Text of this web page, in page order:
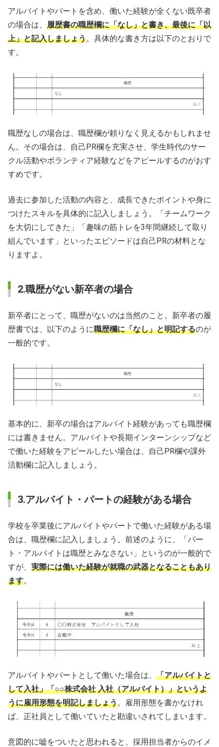
アルバイトやパートを含め、働いた経験が全くない既卒者
の場合は、 履歴書の職歴欄に「なし」と書き、最後に「以
上」と記入しましょう。具体的な書き方は以下のとおりで
す。
職歴なしの場合は、職歴欄が頼りなく見えるかもしれませ
ん。その場合は、自己PR欄を充実させ、学生時代のサー
クル活動やボランティア経験などをアピールするのがおす
すめです。
過去に参加した活動の内容と、成長できたポイントや身に
つけたスキルを具体的に記入しましょう。「チームワーク
を大切にしてきた」「趣味の筋トレを3年間継続して取り
組んでいます」といったエピソードは自己PRの材料とな
りますよ。
2.職歴がない新卒者の場合
新卒者にとって、職歴がないのは当然のこと。新卒者の履
歴書では、以下のように職歴欄に「なし」と明記するのが
一般的です。
基本的に、新卒の場合はアルバイト経験があっても職歴欄
には書きません。アルバイトや長期インターンシップなど
で働いた経験をアピールしたい場合は、自己PR欄や課外
活動欄に記入しましょう。
3.アルバイト・パートの経験がある場合
学校を卒業後にアルバイトやパートで働いた経験がある場
合は、職歴欄に記入しましょう。前述のように、「パー
ト・アルバイトは職歴とみなさない」というのが一般的で
すが、 実際には働いた経験が就職の武器となることもあり
ます。
アルバイトやパートとして働いた場合は、 「アルバイトと
して入社」「○○株式会社 入社（アルバイト）」というよ
うに雇用形態を明記しましょう。雇用形態を書かなけれ
ば、正社員として働いていたと勘違いされてしまいます。
意図的に嘘をついたと思われると、採用担当者からのイメ